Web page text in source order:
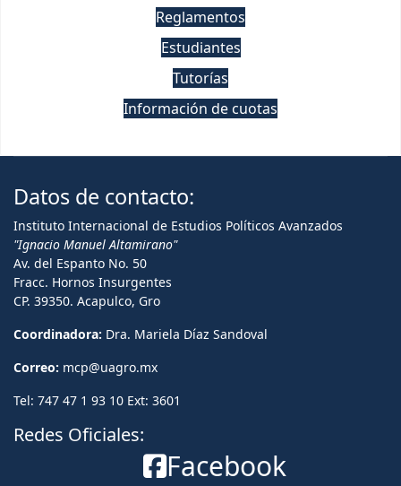
Reglamentos
Estudiantes
Tutorías
Información de cuotas
Datos de contacto:
Instituto Internacional de Estudios Políticos Avanzados
"Ignacio Manuel Altamirano"
Av. del Espanto No. 50
Fracc. Hornos Insurgentes
CP. 39350. Acapulco, Gro
Coordinadora: Dra. Mariela Díaz Sandoval
Correo: mcp@uagro.mx
Tel: 747 47 1 93 10 Ext: 3601
Redes Oficiales:
Facebook